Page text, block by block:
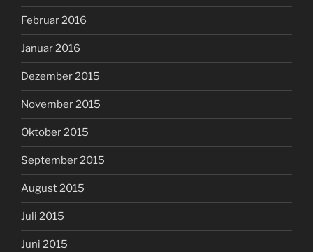
Februar 2016
Januar 2016
Dezember 2015
November 2015
Oktober 2015
September 2015
August 2015
Juli 2015
Juni 2015